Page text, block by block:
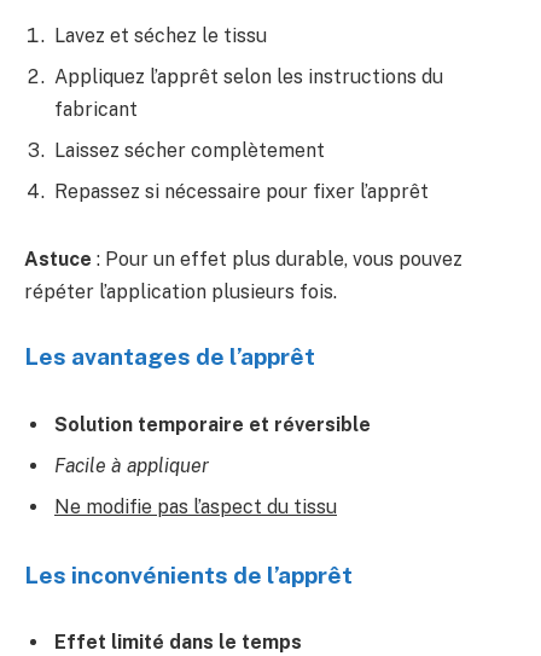
Lavez et séchez le tissu
Appliquez l’apprêt selon les instructions du
fabricant
Laissez sécher complètement
Repassez si nécessaire pour fixer l’apprêt
Astuce : Pour un effet plus durable, vous pouvez
répéter l’application plusieurs fois.
Les avantages de l’apprêt
Solution temporaire et réversible
Facile à appliquer
Ne modifie pas l’aspect du tissu
Les inconvénients de l’apprêt
Effet limité dans le temps